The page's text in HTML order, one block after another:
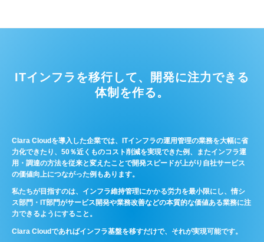
ITインフラを移行して、開発に注力できる
体制を作る。
Clara Cloudを導入した企業では、ITインフラの運用管理の業務を大幅に省
力化できたり、50％近くものコスト削減を実現できた例、またインフラ運
用・調達の方法を従来と変えたことで開発スピードが上がり自社サービス
の価値向上につながった例もあります。
私たちが目指すのは、インフラ維持管理にかかる労力を最小限にし、情シ
ス部門・IT部門がサービス開発や業務改善などの本質的な価値ある業務に注
力できるようにすること。
Clara Cloudであればインフラ基盤を移すだけで、それが実現可能です。